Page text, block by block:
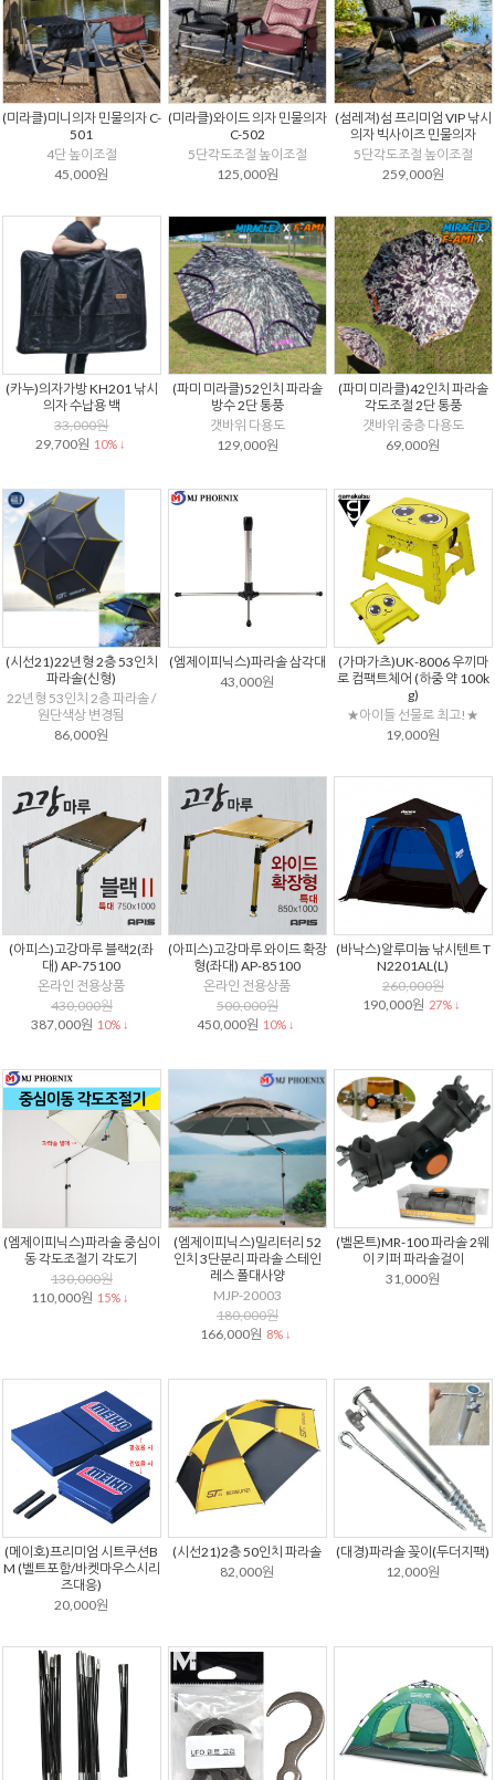
(미라클)미니의자 민물의자 C-
501
4단 높이조절
45,000원
(미라클)와이드 의자 민물의자
C-502
5단각도조절 높이조절
125,000원
(섬레져)섬 프리미엄 VIP 낚시
의자 빅사이즈 민물의자
5단각도조절 높이조절
259,000원
(카누)의자가방 KH201 낚시
의자 수납용 백
33,000원
29,700원 10% ↓
(파미 미라클)52인치 파라솔
방수 2단 통풍
갯바위 다용도
129,000원
(파미 미라클)42인치 파라솔
각도조절 2단 통풍
갯바위 중층 다용도
69,000원
(시선21)22년형 2층 53인치
파라솔(신형)
22년형 53인치 2층 파라솔 /
원단색상 변경됨
86,000원
(엠제이피닉스)파라솔 삼각대
43,000원
(가마가츠)UK-8006 우끼마
로 컴팩트체어 (하중 약 100k
g)
★아이들 선물로 최고!★
19,000원
(아피스)고강마루 블랙2(좌
대) AP-75100
온라인 전용상품
430,000원
387,000원 10% ↓
(아피스)고강마루 와이드 확장
형(좌대) AP-85100
온라인 전용상품
500,000원
450,000원 10% ↓
(바낙스)알루미늄 낚시텐트 T
N2201AL(L)
260,000원
190,000원 27% ↓
(엠제이피닉스)파라솔 중심이
동 각도조절기 각도기
130,000원
110,000원 15% ↓
(엠제이피닉스)밀리터리 52
인치 3단분리 파라솔 스테인
레스 폴대사양
MJP-20003
180,000원
166,000원 8% ↓
(벨몬트)MR-100 파라솔 2웨
이 키퍼 파라솔걸이
31,000원
(메이호)프리미엄 시트쿠션B
M (벨트포함/바켓마우스시리
즈대응)
20,000원
(시선21)2층 50인치 파라솔
82,000원
(대경)파라솔 꽂이(두더지팩)
12,000원